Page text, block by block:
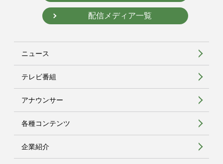
配信メディア一覧
ニュース
テレビ番組
アナウンサー
各種コンテンツ
企業紹介